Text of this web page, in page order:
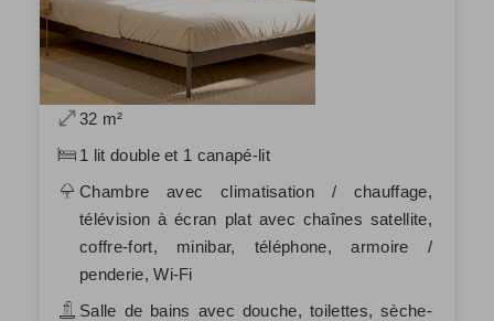
32 m²
1 lit double et 1 canapé-lit
Chambre avec climatisation / chauffage,
télévision à écran plat avec chaînes satellite,
coffre-fort, minibar, téléphone, armoire /
penderie, Wi-Fi
Salle de bains avec douche, toilettes, sèche-